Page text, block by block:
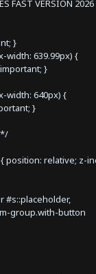
FAST VERSION
}
width: 639.99px) {
}
width: 640px) {
}
*/
position: relative; z-
#s::placeholder,
group.with-button